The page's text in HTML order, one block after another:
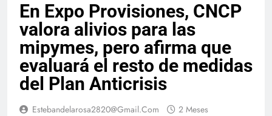
En Expo Provisiones, CNCP
valora alivios para las
mipymes, pero afirma que
evaluará el resto de medidas
del Plan Anticrisis
Estebandelarosa2820@gmail.com
2 Meses